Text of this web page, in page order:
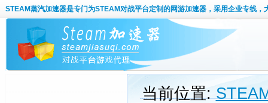
STEAM蒸汽加速器是专门为STEAM对战平台定制的网游加速器，采用企业专线，
当前位置: